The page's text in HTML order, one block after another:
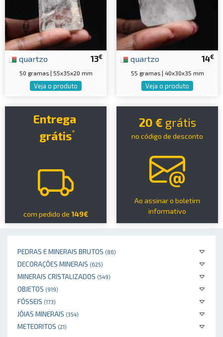
PEDRAS E MINERAIS BRUTOS (86)
DECORAÇÕES MINERAIS (625)
MINERAIS CRISTALIZADOS (549)
OBJETOS (919)
FÓSSEIS (173)
JÓIAS MINERAIS (354)
METEORITOS (21)
13€
quartzo
50 gramas | 55x35x20 mm
Veja o produto
14€
quartzo
55 gramas | 40x30x35 mm
Veja o produto
Entrega
grátis*
com pedido de 149€
20 € grátis
no código de desconto
Ao assinar o boletim
informativo